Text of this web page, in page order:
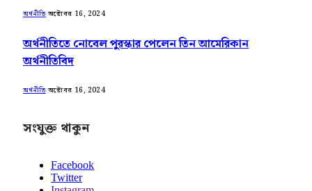
অর্থনীতি অক্টোবর 16, 2024
অর্থনীতিতে নোবেল পুরস্কার পেলেন তিন আমেরিকান
অর্থনীতিবিদ
অর্থনীতি অক্টোবর 16, 2024
সংযুক্ত থাকুন
Facebook
Twitter